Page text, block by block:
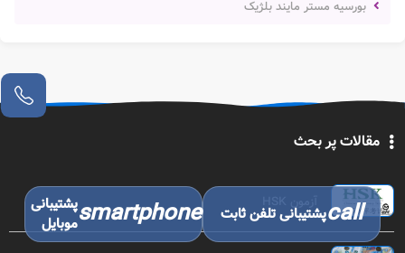
بورسیه مستر مایند بلژیک
مقالات پر بحث
آزمون HSK callپشتیبانی تلفن ثابت smartphoneپشتیبانی
موبایل